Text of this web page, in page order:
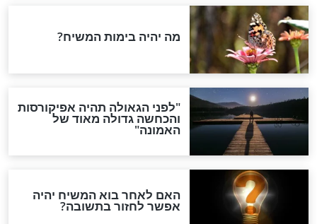
חדשות יהדות
הותר לפרסום: לוחמי מילואים
נהרגו בדרום לבנון
ההסכם החשאי של טראמפ